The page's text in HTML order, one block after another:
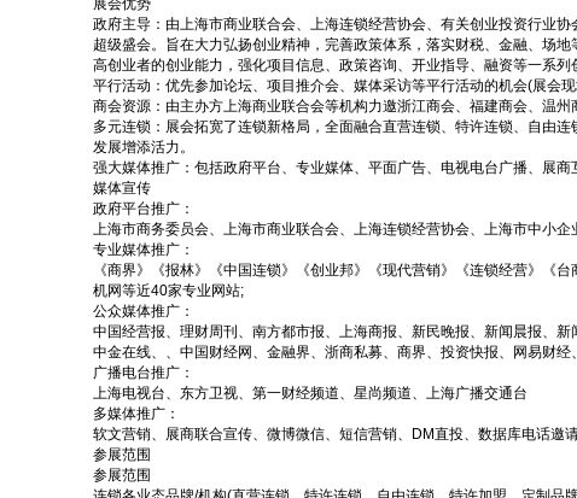
展会优势
政府主导：由上海市商业联合会、上海连锁经营协会、有关创业投资行业
超级盛会。旨在大力弘扬创业精神，完善政策体系，落实财税、金融、场
高创业者的创业能力，强化项目信息、政策咨询、开业指导、融资等一系列
平行活动：优先参加论坛、项目推介会、媒体采访等平行活动的机会(展会
商会资源：由主办方上海商业联合会等机构力邀浙江商会、福建商会、温
多元连锁：展会拓宽了连锁新格局，全面融合直营连锁、特许连锁、自由
发展增添活力。
强大媒体推广：包括政府平台、专业媒体、平面广告、电视电台广播、展商
媒体宣传
政府平台推广：
上海市商务委员会、上海市商业联合会、上海连锁经营协会、上海市中小
专业媒体推广：
《商界》《报林》《中国连锁》《创业邦》《现代营销》《连锁经营》《
机网等近40家专业网站;
公众媒体推广：
中国经营报、理财周刊、南方都市报、上海商报、新民晚报、新闻晨报、
中金在线、、中国财经网、金融界、浙商私募、商界、投资快报、网易财
广播电台推广：
上海电视台、东方卫视、第一财经频道、星尚频道、上海广播交通台
多媒体推广：
软文营销、展商联合宣传、微博微信、短信营销、DM直投、数据库电话邀
参展范围
参展范围